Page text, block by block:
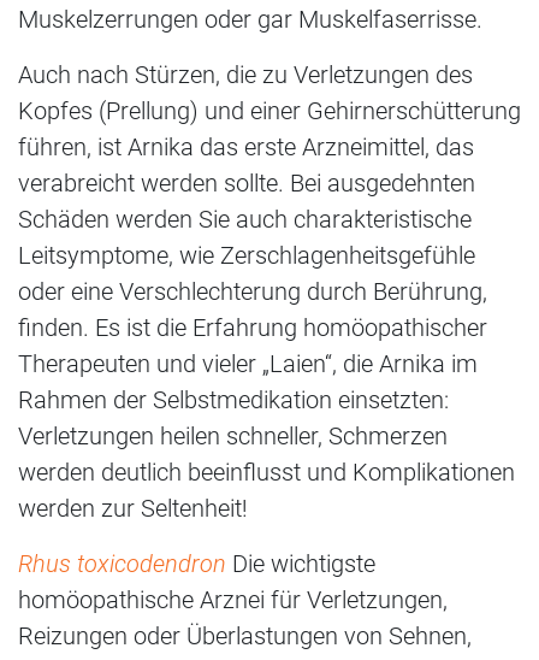
Muskelzerrungen oder gar Muskelfaserrisse.
Auch nach Stürzen, die zu Verletzungen des
Kopfes (Prellung) und einer Gehirnerschütterung
führen, ist Arnika das erste Arzneimittel, das
verabreicht werden sollte. Bei ausgedehnten
Schäden werden Sie auch charakteristische
Leitsymptome, wie Zerschlagenheitsgefühle
oder eine Verschlechterung durch Berührung,
finden. Es ist die Erfahrung homöopathischer
Therapeuten und vieler „Laien“, die Arnika im
Rahmen der Selbstmedikation einsetzten:
Verletzungen heilen schneller, Schmerzen
werden deutlich beeinflusst und Komplikationen
werden zur Seltenheit!
Rhus toxicodendron Die wichtigste
homöopathische Arznei für Verletzungen,
Reizungen oder Überlastungen von Sehnen,